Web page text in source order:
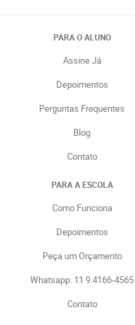
PARA O ALUNO
Assine Já
Depoimentos
Perguntas Frequentes
Blog
Contato
PARA A ESCOLA
Como Funciona
Depoimentos
Peça um Orçamento
Whatsapp: 11 9.4166-4565
Contato